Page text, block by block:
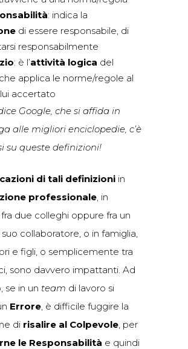
: indica la
di essere responsabile, di
responsabilmente
: è l’attività logica del
applica le norme/regole al
accertato
Google, che si affida in
alle migliori enciclopedie, c’è
su queste definizioni!
di tali definizioni in
professionale, in
due colleghi oppure fra un
collaboratore, o in famiglia,
e figli, o semplicemente tra
sono davvero impattanti. Ad
se in un team di lavoro si
Errore, è difficile fuggire la
di risalire al Colpevole, per
le Responsabilità e quindi